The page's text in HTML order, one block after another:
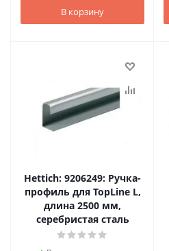
В корзину
Hettich: 9206249: Ручка-
профиль для TopLine L,
длина 2500 мм,
серебристая сталь